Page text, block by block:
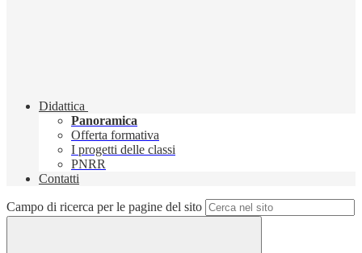
Didattica
Panoramica
Offerta formativa
I progetti delle classi
PNRR
Contatti
Campo di ricerca per le pagine del sito